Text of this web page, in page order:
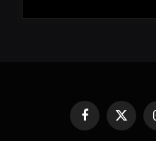
Facebook
X